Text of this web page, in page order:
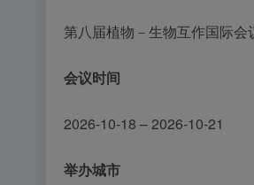
第八届植物－生物互作国际会
会议时间
2026-10-18 – 2026-10-21
举办城市